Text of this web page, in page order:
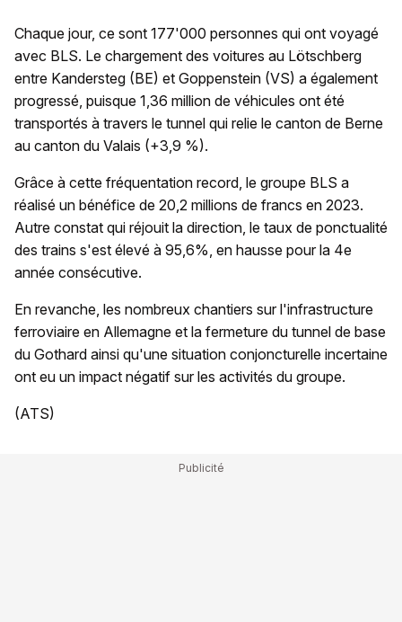
Chaque jour, ce sont 177'000 personnes qui ont voyagé
avec BLS. Le chargement des voitures au Lötschberg
entre Kandersteg (BE) et Goppenstein (VS) a également
progressé, puisque 1,36 million de véhicules ont été
transportés à travers le tunnel qui relie le canton de Berne
au canton du Valais (+3,9 %).
Grâce à cette fréquentation record, le groupe BLS a
réalisé un bénéfice de 20,2 millions de francs en 2023.
Autre constat qui réjouit la direction, le taux de ponctualité
des trains s'est élevé à 95,6%, en hausse pour la 4e
année consécutive.
En revanche, les nombreux chantiers sur l'infrastructure
ferroviaire en Allemagne et la fermeture du tunnel de base
du Gothard ainsi qu'une situation conjoncturelle incertaine
ont eu un impact négatif sur les activités du groupe.
(ATS)